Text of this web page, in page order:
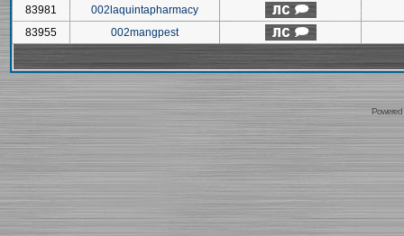
83981
002laquintapharmacy
83955
002mangpest